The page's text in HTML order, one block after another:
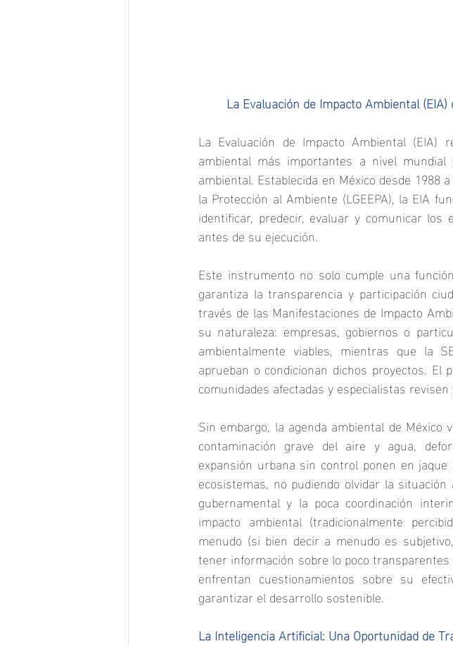
La Evaluación de Impacto Ambiental
La Evaluación de Impacto Ambiental
ambiental más importantes a nivel
ambiental. Establecida en México desde 1988
la Protección al Ambiente (LGEEPA), la EIA
identificar, predecir, evaluar y comunicar
antes de su ejecución.
Este instrumento no solo cumple una
garantiza la transparencia y participación
través de las Manifestaciones de Impacto
su naturaleza: empresas, gobiernos o
ambientalmente viables, mientras que la
aprueban o condicionan dichos proyectos.
comunidades afectadas y especialistas
Sin embargo, la agenda ambiental de
contaminación grave del aire y agua,
expansión urbana sin control ponen en
ecosistemas, no pudiendo olvidar la
gubernamental y la poca coordinación
impacto ambiental (tradicionalmente
menudo (si bien decir a menudo es
tener información sobre lo poco
enfrentan cuestionamientos sobre su
garantizar el desarrollo sostenible.
La Inteligencia Artificial: Una Oportunidad de